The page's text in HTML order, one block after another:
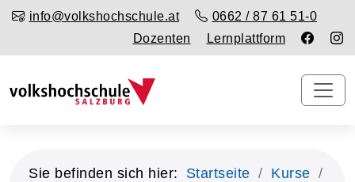
info@volkshochschule.at
0662 / 87 61 51-0
Dozenten
Lernplattform
Sie befinden sich hier: Startseite
Kurse